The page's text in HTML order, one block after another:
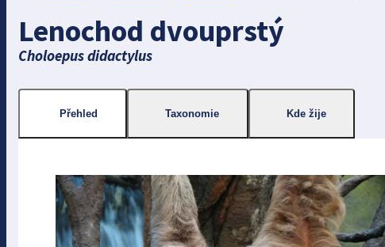
Lenochod dvouprstý
Choloepus didactylus
Přehled Taxonomie Kde žije